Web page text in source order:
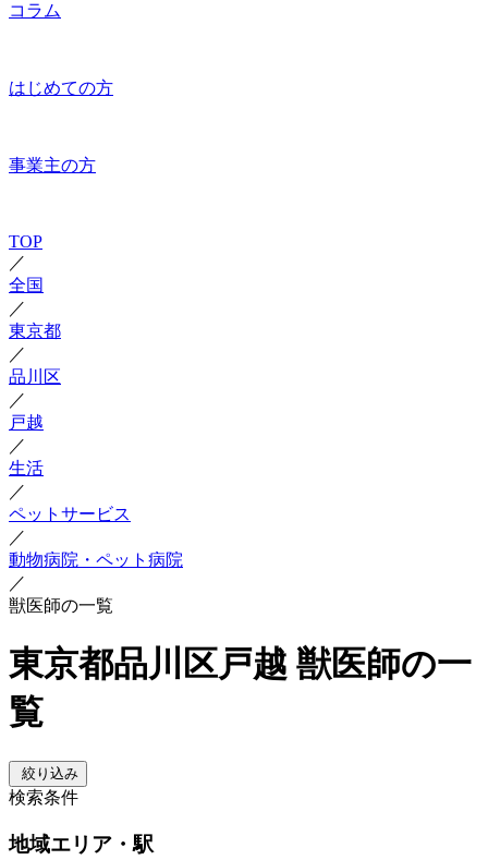
コラム
はじめての方
事業主の方
TOP
／
全国
／
東京都
／
品川区
／
戸越
／
生活
／
ペットサービス
／
動物病院・ペット病院
／
獣医師の一覧
東京都品川区戸越 獣医師の一
覧
絞り込み
検索条件
地域エリア・駅